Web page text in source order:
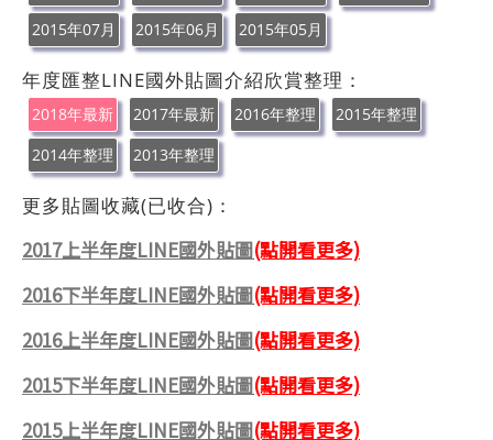
2015年07月
2015年06月 2015年05月
年度匯整LINE國外貼圖介紹欣賞整理：
2018年最新 2017年最新 2016年整理
2015年整理
2014年整理
2013年整理
更多貼圖收藏(已收合)：
2017上半年度LINE國外貼圖(點開看更多)
2016下半年度LINE國外貼圖(點開看更多)
2016上半年度LINE國外貼圖(點開看更多)
2015下半年度LINE國外貼圖(點開看更多)
2015上半年度LINE國外貼圖(點開看更多)